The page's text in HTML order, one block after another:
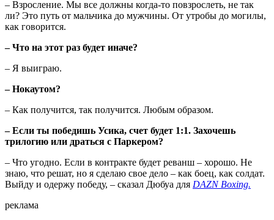
– Взросление. Мы все должны когда-то повзрослеть, не так
ли? Это путь от мальчика до мужчины. От утробы до могилы,
как говорится.
– Что на этот раз будет иначе?
– Я выиграю.
– Нокаутом?
– Как получится, так получится. Любым образом.
– Если ты победишь Усика, счет будет 1:1. Захочешь
трилогию или драться с Паркером?
– Что угодно. Если в контракте будет реванш – хорошо. Не
знаю, что решат, но я сделаю свое дело – как боец, как солдат.
Выйду и одержу победу, – сказал Дюбуа для DAZN Boxing.
реклама